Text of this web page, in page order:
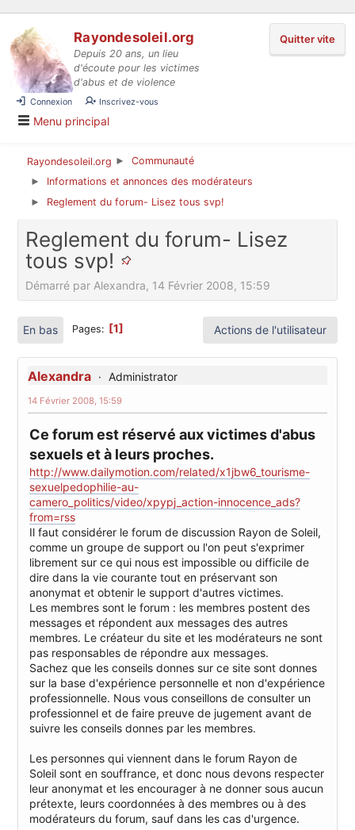
Quitter vite
Rayondesoleil.org
Depuis 20 ans, un lieu
d'écoute pour les victimes
d'abus et de violence
Connexion Inscrivez-vous
Menu principal
Rayondesoleil.org ► Communauté
► Informations et annonces des modérateurs
► Reglement du forum- Lisez tous svp!
Reglement du forum- Lisez
tous svp!
Démarré par Alexandra, 14 Février 2008, 15:59
En bas Pages 1 Actions de l'utilisateur
Alexandra Administrator
14 Février 2008, 15:59
Ce forum est réservé aux victimes d'abus
sexuels et à leurs proches.
http://www.dailymotion.com/related/x1jbw6_tourisme-
sexuelpedophilie-au-
camero_politics/video/xpypj_action-innocence_ads?
from=rss
Il faut considérer le forum de discussion Rayon de Soleil,
comme un groupe de support ou l'on peut s'exprimer
librement sur ce qui nous est impossible ou difficile de
dire dans la vie courante tout en préservant son
anonymat et obtenir le support d'autres victimes.
Les membres sont le forum : les membres postent des
messages et répondent aux messages des autres
membres. Le créateur du site et les modérateurs ne sont
pas responsables de répondre aux messages.
Sachez que les conseils donnes sur ce site sont donnes
sur la base d'expérience personnelle et non d'expérience
professionnelle. Nous vous conseillons de consulter un
professionnel et de faire preuve de jugement avant de
suivre les conseils donnes par les membres.
Les personnes qui viennent dans le forum Rayon de
Soleil sont en souffrance, et donc nous devons respecter
leur anonymat et les encourager à ne donner sous aucun
prétexte, leurs coordonnées à des membres ou à des
modérateurs du forum, sauf dans les cas d'urgence.